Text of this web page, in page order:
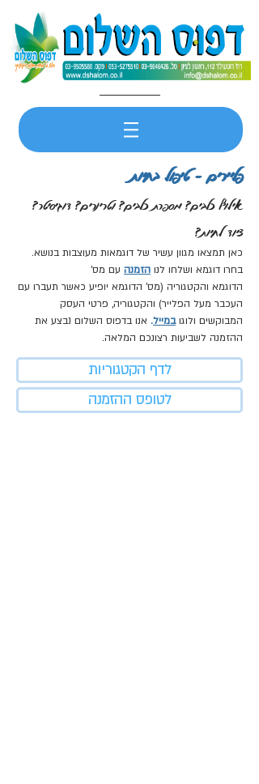
פליירים - טיפול בחיות
אילוף כלבים? מספרת כלבים? וטרינרים? דוגיסיטר?
ציוד לחיות?
כאן תמצאו מגוון עשיר של דוגמאות מעוצבות בנושא.
בחרו דוגמא ושלחו לנו הזמנה עם מס'
הדוגמא והקטגוריה (מס' הדוגמא יופיע כאשר תעברו עם
העכבר מעל הפלייר) והקטגוריה, פרטי העסק
המבוקשים ולוגובמייל. אנו בדפוס השלום נבצע את
ההזמנה לשביעות רצונכם המלאה.
לדף הקטגוריות
לטופס ההזמנה